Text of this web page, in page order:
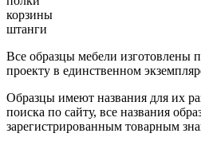
корзины
штанги
Все образцы мебели изготовлены
проекту в единственном
Образцы имеют названия для их
поиска по сайту, все названия
зарегистрированным товарным